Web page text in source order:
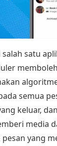
satu
semua
keluar,
media
yang